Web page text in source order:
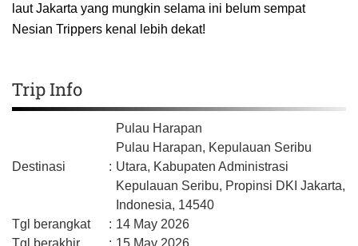
laut Jakarta yang mungkin selama ini belum sempat
Nesian Trippers kenal lebih dekat!
Trip Info
Destinasi :
Pulau Harapan
Pulau Harapan, Kepulauan Seribu
Utara, Kabupaten Administrasi
Kepulauan Seribu, Propinsi DKI Jakarta,
Indonesia, 14540
Tgl berangkat
: 14 May 2026
Tgl berakhir
: 15 May 2026